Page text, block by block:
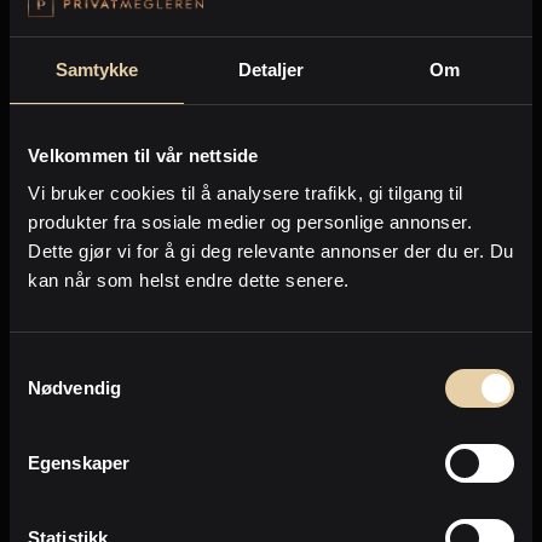
Samtykke Detaljer Om
Velkommen til vår nettside
Vi bruker cookies til å analysere trafikk, gi tilgang til
produkter fra sosiale medier og personlige annonser.
Dette gjør vi for å gi deg relevante annonser der du er. Du
kan når som helst endre dette senere.
Nødvendig
Egenskaper
Statistikk
hvordan megler har kommet frem til verdien, hvilke
sammenlignbare eiendommer som er solgt, hvilke
som er for salg i markedet akkurat nå m.m.
Først når verdivurderingen er foretatt, kan det være
aktuelt å utføre oppgraderinger som kan påvirke
verdien. Som eiendomsselger får du raskt et innblikk i
hva markedet kan være villig til å betale, og dermed
Vår tilnærming
Når vi verdivurderer din eiendom, skjer det gjennom
en befaring sammen med deg som selger. Du viser
forklarer hva som eventuelt er utført av oppgraderinger